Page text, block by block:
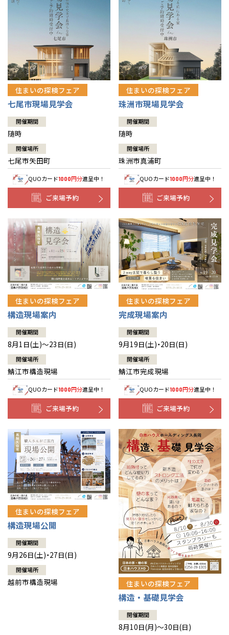
住まいの探検フェア
七尾市現場見学会
開催期間
随時
開催場所
七尾市矢田町
QUOカード1000円分進呈中！
ご来場予約
住まいの探検フェア
珠洲市現場見学会
開催期間
随時
開催場所
珠洲市真浦町
QUOカード1000円分進呈中！
ご来場予約
住まいの探検フェア
構造現場案内
開催期間
8月1日(土)～23日(日)
開催場所
鯖江市構造現場
QUOカード1000円分進呈中！
ご来場予約
住まいの探検フェア
完成現場案内
開催期間
9月19日(土)・20日(日)
開催場所
鯖江市完成現場
QUOカード1000円分進呈中！
ご来場予約
住まいの探検フェア
構造現場公開
開催期間
9月26日(土)・27日(日)
開催場所
越前市構造現場 住まいの探検フェア
構造・基礎見学会
開催期間
8月10日(月)～30日(日)